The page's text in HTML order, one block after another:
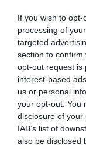
If you wish to
processing of
targeted
section to
opt-out request is
interest-based
us or personal
your opt-out. You
disclosure of
IAB’s list of
also be disclosed
Ώρες
23.00
Δημοτική
Καμπάνη 2,
Δημοτική